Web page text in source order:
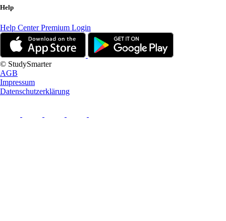
Help
Help CenterPremium Login
© StudySmarter
AGB
Impressum
Datenschutzerklärung